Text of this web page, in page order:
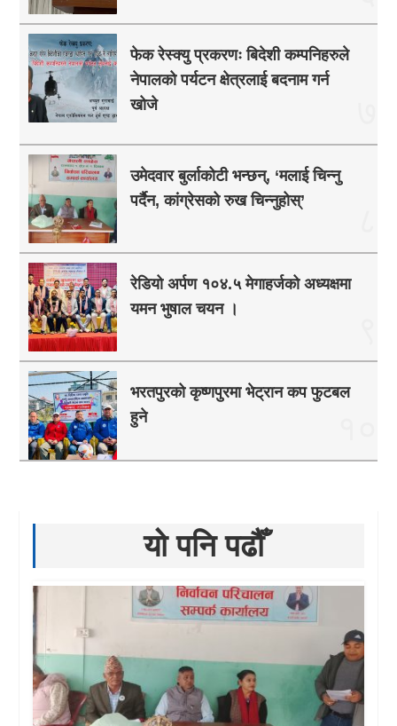
फेक रेस्क्यु प्रकरणः बिदेशी कम्पनिहरुले
नेपालको पर्यटन क्षेत्रलाई बदनाम गर्न
खोजे
उमेदवार बुर्लाकोटी भन्छन्, ‘मलाई चिन्नु
पर्दैन, कांग्रेसको रुख चिन्नुहोस्’
रेडियो अर्पण १०४.५ मेगाहर्जको अध्यक्षमा
यमन भुषाल चयन ।
भरतपुरको कृष्णपुरमा भेट्रान कप फुटबल
हुने
यो पनि पढौँ